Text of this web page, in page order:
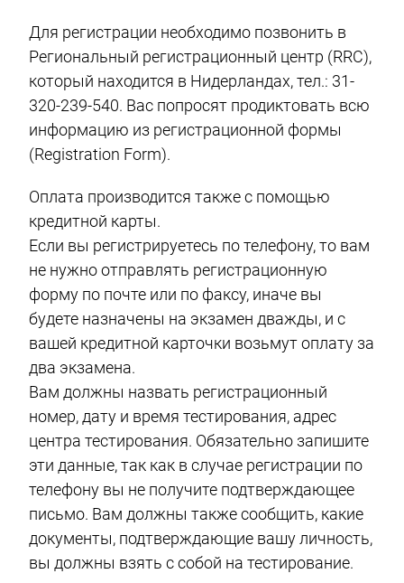
Для регистрации необходимо позвонить в
Региональный регистрационный центр (RRC),
который находится в Нидерландах, тел.: 31-
320-239-540. Вас попросят продиктовать всю
информацию из регистрационной формы
(Registration Form).
Оплата производится также с помощью
кредитной карты.
Если вы регистрируетесь по телефону, то вам
не нужно отправлять регистрационную
форму по почте или по факсу, иначе вы
будете назначены на экзамен дважды, и с
вашей кредитной карточки возьмут оплату за
два экзамена.
Вам должны назвать регистрационный
номер, дату и время тестирования, адрес
центра тестирования. Обязательно запишите
эти данные, так как в случае регистрации по
телефону вы не получите подтверждающее
письмо. Вам должны также сообщить, какие
документы, подтверждающие вашу личность,
вы должны взять с собой на тестирование.